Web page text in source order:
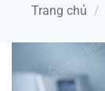
Trang chủ /